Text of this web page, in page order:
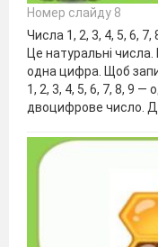
Номер слайду 8
Числа 1, 2, 3, 4, 5, 6, 7,
Це натуральні
одна цифра. Щоб
1, 2, 3, 4, 5, 6, 7, 8, 9
двоцифрове число.